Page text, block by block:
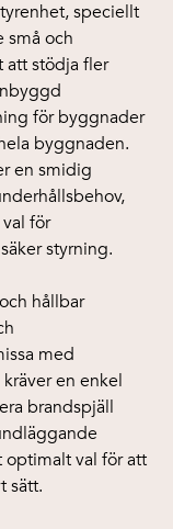
speciellt
små och
att stödja fler
för byggnader
byggnaden.
en smidig
för
styrning.
hållbar
med
en enkel
brandspjäll
optimalt val för att
sätt.